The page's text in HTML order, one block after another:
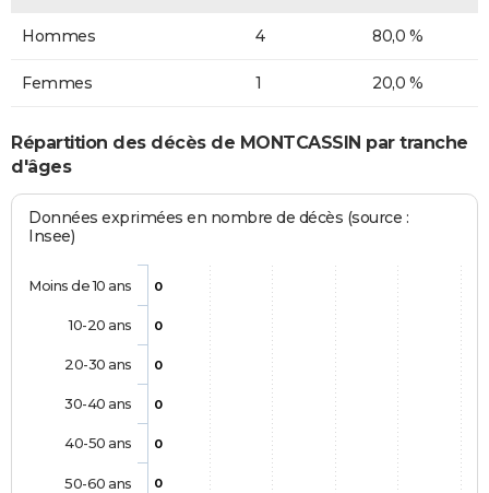
Hommes 4 80,0 %
Femmes 1 20,0 %
Répartition des décès de MONTCASSIN par tranche
d'âges
Données exprimées en nombre de décès (source :
Insee)
0
0
0
0
0
0
Moins de 10 ans
10-20 ans
20-30 ans
30-40 ans
40-50 ans
50-60 ans